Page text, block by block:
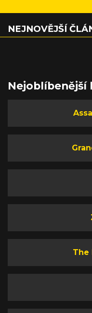
NEJNOVĚJŠÍ
Nejoblíbenější
The